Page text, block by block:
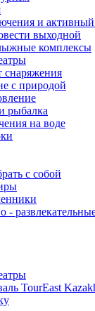
и
выходной
комплексы
снаряжения
с природой
рыбалка
на воде
с собой
-
TourEast